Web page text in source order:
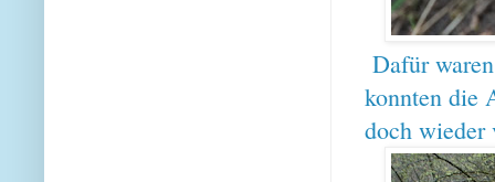
Dafür
konnten die
doch wieder